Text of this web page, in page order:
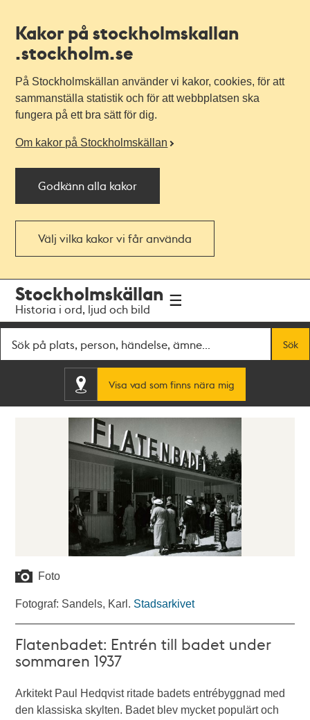
Kakor på stockholmskallan
.stockholm.se
På Stockholmskällan använder vi kakor, cookies, för att
sammanställa statistik och för att webbplatsen ska
fungera på ett bra sätt för dig.
Om kakor på Stockholmskällan
Godkänn alla kakor
Välj vilka kakor vi får använda
navigationen
huvudinnehållet
Stockholmskällan
Historia i ord, ljud och bild
Sök
Visa vad som finns nära mig
Foto
Fotograf: Sandels, Karl. Stadsarkivet
Flatenbadet: Entrén till badet under
sommaren 1937
Arkitekt Paul Hedqvist ritade badets entrébyggnad med
den klassiska skylten. Badet blev mycket populärt och